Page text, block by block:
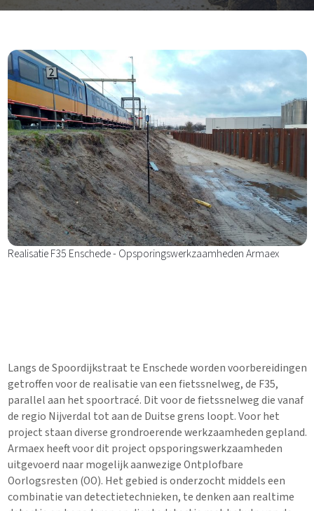
Realisatie F35 Enschede - Opsporingswerkzaamheden Armaex
Langs de Spoordijkstraat te Enschede worden voorbereidingen
getroffen voor de realisatie van een fietssnelweg, de F35,
parallel aan het spoortracé. Dit voor de fietssnelweg die vanaf
de regio Nijverdal tot aan de Duitse grens loopt. Voor het
project staan diverse grondroerende werkzaamheden gepland.
Armaex heeft voor dit project opsporingswerkzaamheden
uitgevoerd naar mogelijk aanwezige Ontplofbare
Oorlogsresten (OO). Het gebied is onderzocht middels een
combinatie van detectietechnieken, te denken aan realtime